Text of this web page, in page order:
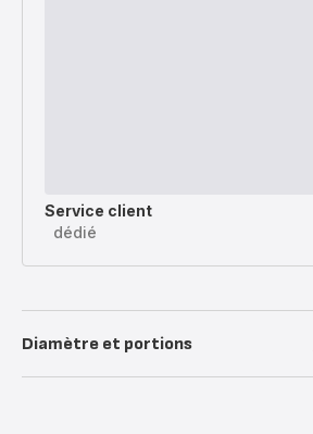
Service client
dédié
Diamètre et portions